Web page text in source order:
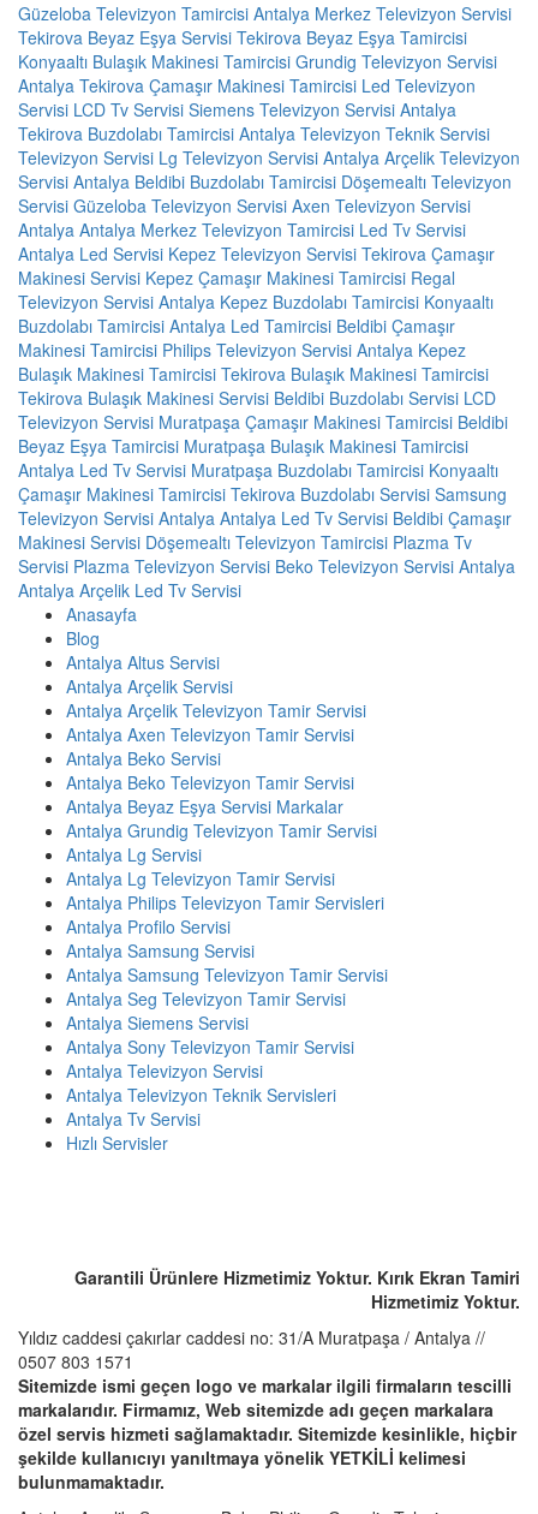
Güzeloba Televizyon Tamircisi Antalya Merkez Televizyon Servisi
Tekirova Beyaz Eşya Servisi Tekirova Beyaz Eşya Tamircisi
Konyaaltı Bulaşık Makinesi Tamircisi Grundig Televizyon Servisi
Antalya Tekirova Çamaşır Makinesi Tamircisi Led Televizyon
Servisi LCD Tv Servisi Siemens Televizyon Servisi Antalya
Tekirova Buzdolabı Tamircisi Antalya Televizyon Teknik Servisi
Televizyon Servisi Lg Televizyon Servisi Antalya Arçelik Televizyon
Servisi Antalya Beldibi Buzdolabı Tamircisi Döşemealtı Televizyon
Servisi Güzeloba Televizyon Servisi Axen Televizyon Servisi
Antalya Antalya Merkez Televizyon Tamircisi Led Tv Servisi
Antalya Led Servisi Kepez Televizyon Servisi Tekirova Çamaşır
Makinesi Servisi Kepez Çamaşır Makinesi Tamircisi Regal
Televizyon Servisi Antalya Kepez Buzdolabı Tamircisi Konyaaltı
Buzdolabı Tamircisi Antalya Led Tamircisi Beldibi Çamaşır
Makinesi Tamircisi Philips Televizyon Servisi Antalya Kepez
Bulaşık Makinesi Tamircisi Tekirova Bulaşık Makinesi Tamircisi
Tekirova Bulaşık Makinesi Servisi Beldibi Buzdolabı Servisi LCD
Televizyon Servisi Muratpaşa Çamaşır Makinesi Tamircisi Beldibi
Beyaz Eşya Tamircisi Muratpaşa Bulaşık Makinesi Tamircisi
Antalya Led Tv Servisi Muratpaşa Buzdolabı Tamircisi Konyaaltı
Çamaşır Makinesi Tamircisi Tekirova Buzdolabı Servisi Samsung
Televizyon Servisi Antalya Antalya Led Tv Servisi Beldibi Çamaşır
Makinesi Servisi Döşemealtı Televizyon Tamircisi Plazma Tv
Servisi Plazma Televizyon Servisi Beko Televizyon Servisi Antalya
Antalya Arçelik Led Tv Servisi
Anasayfa
Blog
Antalya Altus Servisi
Antalya Arçelik Servisi
Antalya Arçelik Televizyon Tamir Servisi
Antalya Axen Televizyon Tamir Servisi
Antalya Beko Servisi
Antalya Beko Televizyon Tamir Servisi
Antalya Beyaz Eşya Servisi Markalar
Antalya Grundig Televizyon Tamir Servisi
Antalya Lg Servisi
Antalya Lg Televizyon Tamir Servisi
Antalya Philips Televizyon Tamir Servisleri
Antalya Profilo Servisi
Antalya Samsung Servisi
Antalya Samsung Televizyon Tamir Servisi
Antalya Seg Televizyon Tamir Servisi
Antalya Siemens Servisi
Antalya Sony Televizyon Tamir Servisi
Antalya Televizyon Servisi
Antalya Televizyon Teknik Servisleri
Antalya Tv Servisi
Hızlı Servisler
Garantili Ürünlere Hizmetimiz Yoktur. Kırık Ekran Tamiri
Hizmetimiz Yoktur.
Yıldız caddesi çakırlar caddesi no: 31/A Muratpaşa / Antalya //
0507 803 1571
Sitemizde ismi geçen logo ve markalar ilgili firmaların tescilli
markalarıdır. Firmamız, Web sitemizde adı geçen markalara
özel servis hizmeti sağlamaktadır. Sitemizde kesinlikle, hiçbir
şekilde kullanıcıyı yanıltmaya yönelik YETKİLİ kelimesi
bulunmamaktadır.